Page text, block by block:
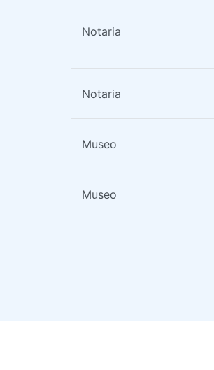
Notaria
Notaria
Museo
Museo